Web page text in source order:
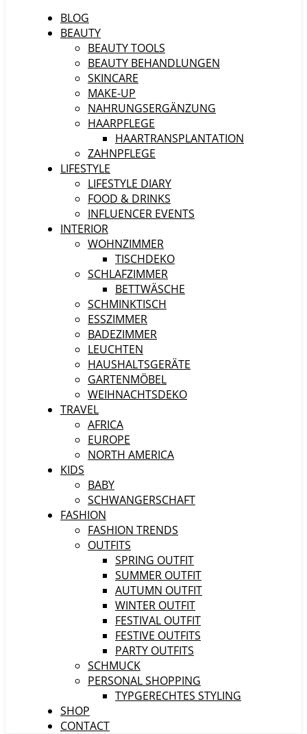
BLOG
BEAUTY
BEAUTY TOOLS
BEAUTY BEHANDLUNGEN
SKINCARE
MAKE-UP
NAHRUNGSERGÄNZUNG
HAARPFLEGE
HAARTRANSPLANTATION
ZAHNPFLEGE
LIFESTYLE
LIFESTYLE DIARY
FOOD & DRINKS
INFLUENCER EVENTS
INTERIOR
WOHNZIMMER
TISCHDEKO
SCHLAFZIMMER
BETTWÄSCHE
SCHMINKTISCH
ESSZIMMER
BADEZIMMER
LEUCHTEN
HAUSHALTSGERÄTE
GARTENMÖBEL
WEIHNACHTSDEKO
TRAVEL
AFRICA
EUROPE
NORTH AMERICA
KIDS
BABY
SCHWANGERSCHAFT
FASHION
FASHION TRENDS
OUTFITS
SPRING OUTFIT
SUMMER OUTFIT
AUTUMN OUTFIT
WINTER OUTFIT
FESTIVAL OUTFIT
FESTIVE OUTFITS
PARTY OUTFITS
SCHMUCK
PERSONAL SHOPPING
TYPGERECHTES STYLING
SHOP
CONTACT